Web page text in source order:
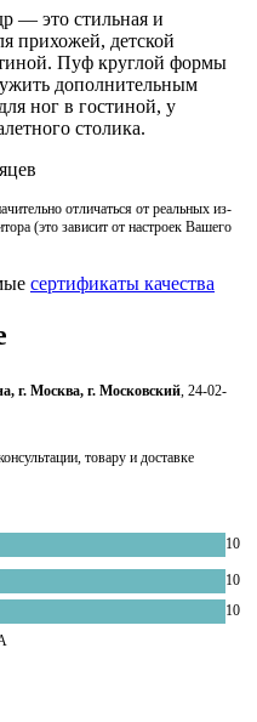
— это стильная и
прихожей, детской
Пуф круглой формы
дополнительным
ног в гостиной, у
столика.
отличаться от реальных из-
(это зависит от настроек Вашего
сертификаты качества
г. Москва, г. Московский, 24-02-
товару и доставке
10
10
10